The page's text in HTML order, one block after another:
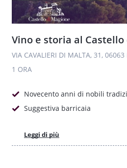
Vino e storia al
VIA CAVALIERI DI MALTA, 31,
1 ORA
Novecento anni di nobili
Suggestiva barricaia
Leggi di più